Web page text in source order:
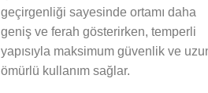
geçirgenliği sayesinde ortamı daha
geniş ve ferah gösterirken, temperli
yapısıyla maksimum güvenlik ve
ömürlü kullanım sağlar.